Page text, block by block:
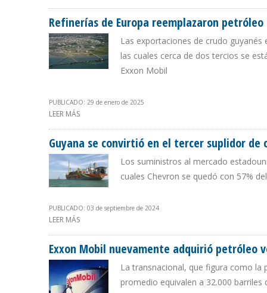
Refinerías de Europa reemplazaron petróleo
Las exportaciones de crudo
las cuales cerca de dos tercios se
Exxon Mobil
PUBLICADO: 29 de enero de 2025
LEER MÁS
Guyana se convirtió en el tercer suplidor de
Los suministros al mercado
cuales Chevron se quedó con 57%
PUBLICADO: 03 de septiembre de 2024
LEER MÁS
Exxon Mobil nuevamente adquirió petróleo
La transnacional, que figura como la
promedio equivalen a 32.000